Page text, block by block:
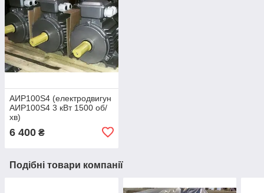
АИР100S4 (електродвигун
АИР100S4 3 кВт 1500 об/
хв)
6 400 ₴
Подібні товари компанії